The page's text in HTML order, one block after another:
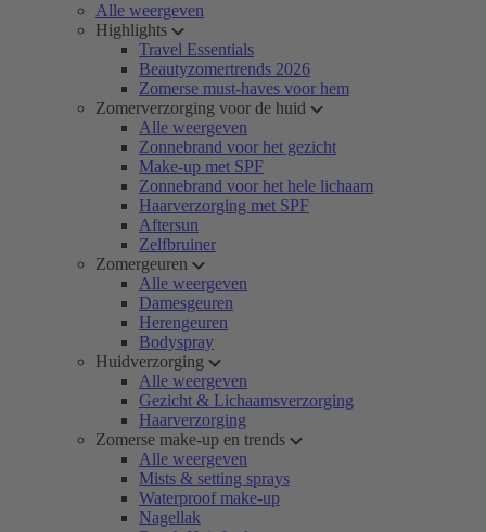
Alle weergeven
Highlights
Travel Essentials
Beautyzomertrends 2026
Zomerse must-haves voor hem
Zomerverzorging voor de huid
Alle weergeven
Zonnebrand voor het gezicht
Make-up met SPF
Zonnebrand voor het hele lichaam
Haarverzorging met SPF
Aftersun
Zelfbruiner
Zomergeuren
Alle weergeven
Damesgeuren
Herengeuren
Bodyspray
Huidverzorging
Alle weergeven
Gezicht & Lichaamsverzorging
Haarverzorging
Zomerse make-up en trends
Alle weergeven
Mists & setting sprays
Waterproof make-up
Nagellak